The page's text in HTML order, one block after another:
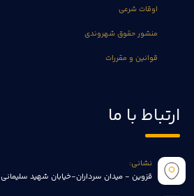
اوقات شرعی
منشور حقوق شهروندی
قوانین و مقررات
ارتباط با ما
نشانی:
قزوین - میدان سرداران-خیابان شهید سلیمانی